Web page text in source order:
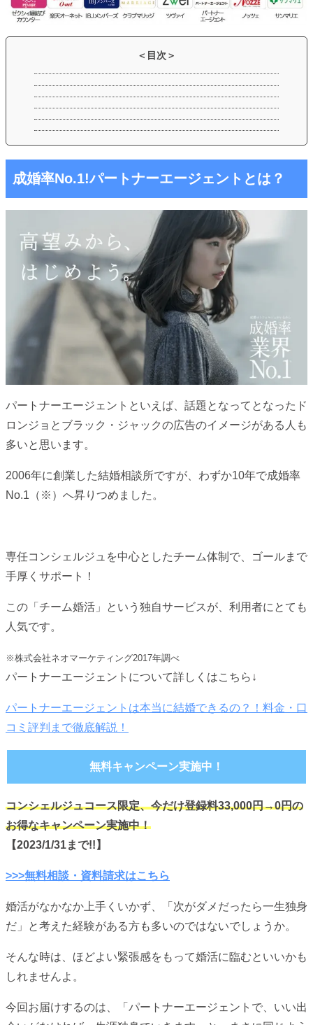
成婚率No.1!パートナーエージェントとは？
パートナーエージェントといえば、話題となってとなったド
ロンジョとブラック・ジャックの広告のイメージがある人も
多いと思います。
2006年に創業した結婚相談所ですが、わずか10年で成婚率
No.1（※）へ昇りつめました。
専任コンシェルジュを中心としたチーム体制で、ゴールまで
手厚くサポート！
この「チーム婚活」という独自サービスが、利用者にとても
人気です。
※株式会社ネオマーケティング2017年調べ
パートナーエージェントについて詳しくはこちら↓
パートナーエージェントは本当に結婚できるの？！料金・口
コミ評判まで徹底解説！
無料キャンペーン実施中！
コンシェルジュコース限定、今だけ登録料33,000円→0円の
お得なキャンペーン実施中！
【2023/1/31まで!!】
>>>無料相談・資料請求はこちら
婚活がなかなか上手くいかず、「次がダメだったら一生独身
だ」と考えた経験がある方も多いのではないでしょうか。
そんな時は、ほどよい緊張感をもって婚活に臨むといいかも
しれませんよ。
今回お届けするのは、「パートナーエージェントで、いい出